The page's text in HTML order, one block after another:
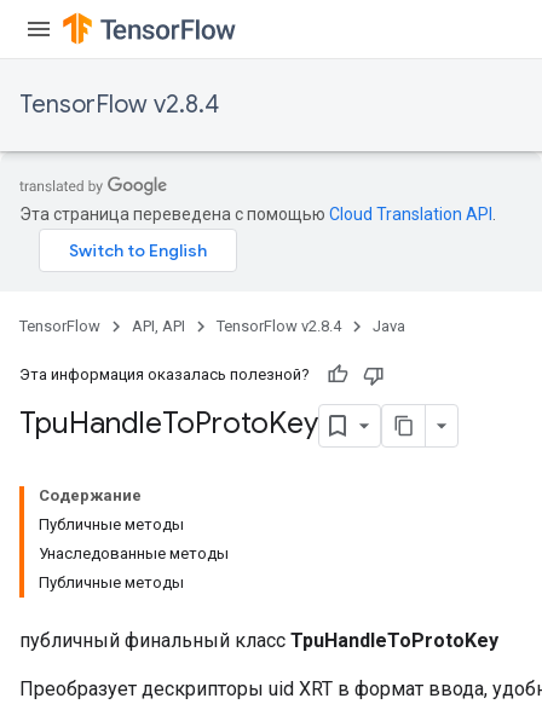
TensorFlow v2.8.4
Эта страница переведена с помощью Cloud Translation API
TensorFlow API, API TensorFlow v2.8.4 Java
Эта информация оказалась полезной?
TpuHandleToProtoKey
Содержание
Публичные методы
Унаследованные методы
Публичные методы
публичный финальный класс TpuHandleToProtoKey
Преобразует дескрипторы uid XRT в формат ввода,